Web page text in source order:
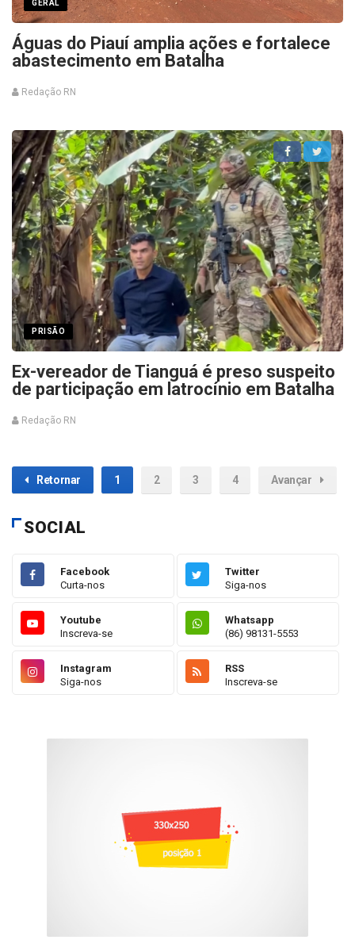
GERAL
Águas do Piauí amplia ações e fortalece
abastecimento em Batalha
Redação RN
PRISÃO
Ex-vereador de Tianguá é preso suspeito
de participação em latrocínio em Batalha
Redação RN
Retornar 1 2 3 4 Avançar
SOCIAL
Facebook
Curta-nos
Twitter
Siga-nos
Youtube
Inscreva-se
Whatsapp
(86) 98131-5553
Instagram
Siga-nos
RSS
Inscreva-se